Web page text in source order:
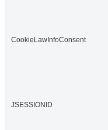
CookieLawInfoConsent
JSESSIONID